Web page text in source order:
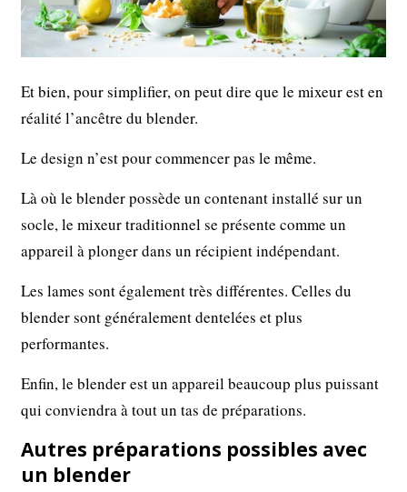
Et bien, pour simplifier, on peut dire que le mixeur est en
réalité l’ancêtre du blender.
Le design n’est pour commencer pas le même.
Là où le blender possède un contenant installé sur un
socle, le mixeur traditionnel se présente comme un
appareil à plonger dans un récipient indépendant.
Les lames sont également très différentes. Celles du
blender sont généralement dentelées et plus
performantes.
Enfin, le blender est un appareil beaucoup plus puissant
qui conviendra à tout un tas de préparations.
Autres préparations possibles avec
un blender